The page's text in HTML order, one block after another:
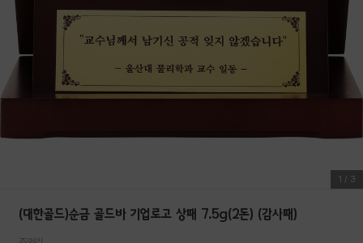
1 / 3
(대한골드)순금 골드바 기업로고 상패 7.5g(2돈) (감사패)